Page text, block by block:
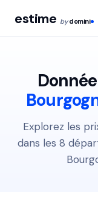
estime bydomini
Explorez les
dans les 8